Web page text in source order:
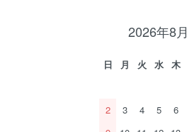
2026年8月
日 月 火 水 木
2
3 4 5 6